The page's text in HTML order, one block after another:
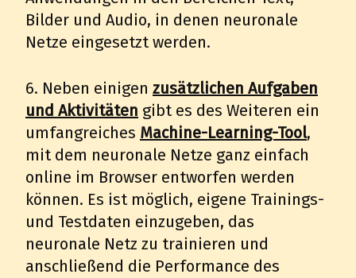
Bilder und Audio, in denen neuronale
Netze eingesetzt werden.
6. Neben einigen zusätzlichen Aufgaben
und Aktivitäten gibt es des Weiteren ein
umfangreiches Machine-Learning-Tool,
mit dem neuronale Netze ganz einfach
online im Browser entworfen werden
können. Es ist möglich, eigene Trainings-
und Testdaten einzugeben, das
neuronale Netz zu trainieren und
anschließend die Performance des